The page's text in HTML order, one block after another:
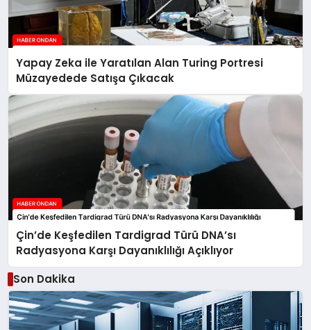
Yapay Zeka ile Yaratılan Alan Turing Portresi
Müzayedede Satışa Çıkacak
Çin’de Keşfedilen Tardigrad Türü DNA’sı
Radyasyona Karşı Dayanıklılığı Açıklıyor
Son Dakika